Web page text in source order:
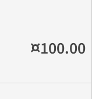
¤100.00